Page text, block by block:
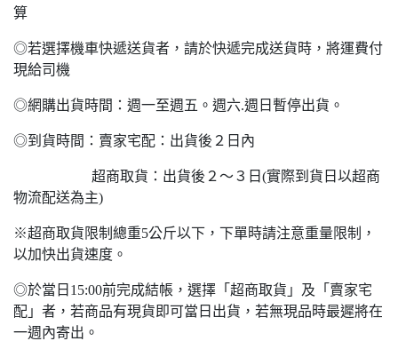
算
◎若選擇機車快遞送貨者，請於快遞完成送貨時，將運費付
現給司機
◎網購出貨時間：週一至週五。週六.週日暫停出貨。
◎到貨時間：賣家宅配：出貨後２日內
超商取貨：出貨後２～３日(實際到貨日以超商
物流配送為主)
※超商取貨限制總重5公斤以下，下單時請注意重量限制，
以加快出貨速度。
◎於當日15:00前完成結帳，選擇「超商取貨」及「賣家宅
配」者，若商品有現貨即可當日出貨，若無現品時最遲將在
一週內寄出。